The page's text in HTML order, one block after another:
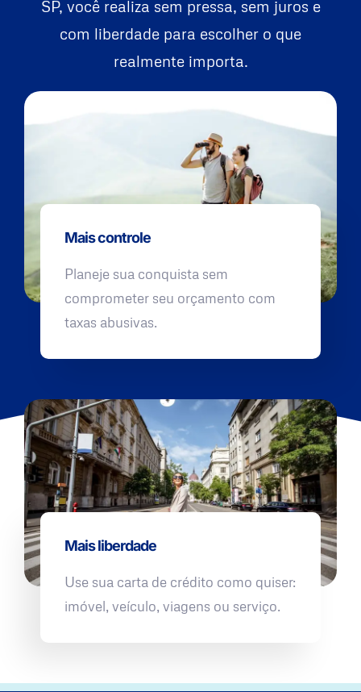
SP, você realiza sem pressa, sem juros e
com liberdade para escolher o que
realmente importa.
Mais controle
Planeje sua conquista sem
comprometer seu orçamento com
taxas abusivas.
Mais liberdade
Use sua carta de crédito como quiser:
imóvel, veículo, viagens ou serviço.